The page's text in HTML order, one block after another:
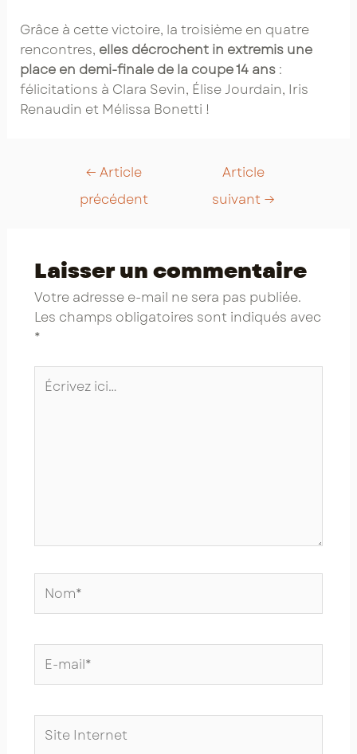
Grâce à cette victoire, la troisième en quatre
rencontres, elles décrochent in extremis une
place en demi-finale de la coupe 14 ans:
félicitations à Clara Sevin, Élise Jourdain, Iris
Renaudin et Mélissa Bonetti !
← Article
précédent
Article
suivant →
Laisser un commentaire
Votre adresse e-mail ne sera pas publiée.
Les champs obligatoires sont indiqués avec
*
Écrivez
ici…
mail*
Internet